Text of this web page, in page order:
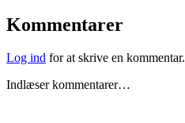
Kommentarer
Log ind for at skrive en kommentar.
Indlæser kommentarer…